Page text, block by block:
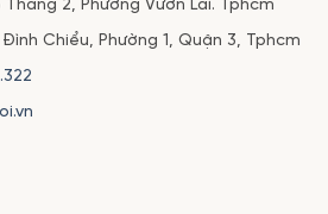
2, Phường Vườn Lài. Tphcm
Chiểu, Phường 1, Quận 3, Tphcm